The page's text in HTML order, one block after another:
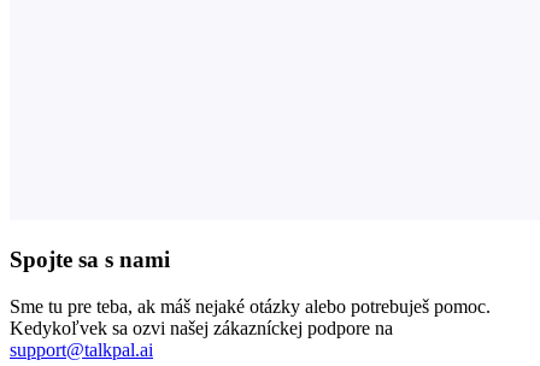
Spojte sa s nami
Sme tu pre teba, ak máš nejaké otázky alebo potrebuješ pomoc.
Kedykoľvek sa ozvi našej zákazníckej podpore na
support@talkpal.ai